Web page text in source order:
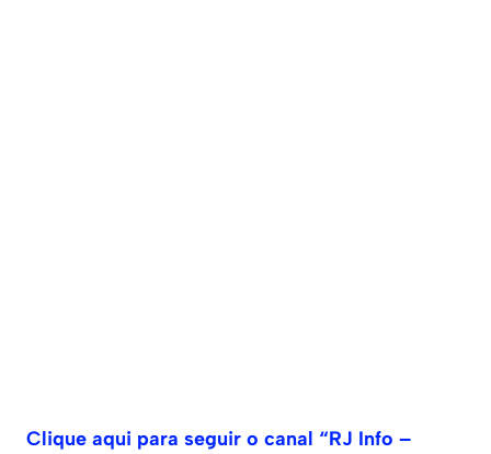
Clique aqui para seguir o canal “RJ Info –